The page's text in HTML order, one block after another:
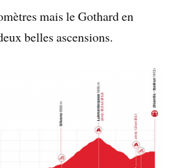
mais le Gothard en
belles ascensions.